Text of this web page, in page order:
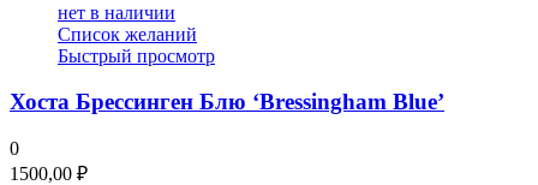
нет в наличии
Список желаний
Быстрый просмотр
Хоста Брессинген Блю ‘Bressingham Blue’
0
1500,00 ₽